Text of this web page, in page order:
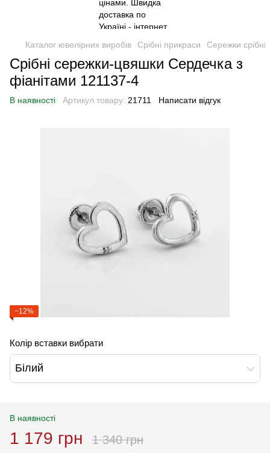
Каталог ювелірних виробів Срібні прикраси Сережки срібні
Срібні сережки-цвяшки Сердечка з
фіанітами 121137-4
В наявності Артикул товару: 21711 Написати відгук
−12%
Колір вставки вибрати
Білий
В наявності
1 179 грн 1 340 грн